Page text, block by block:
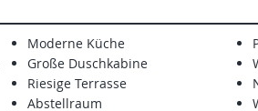
Moderne Küche
Große Duschkabine
Riesige Terrasse
Abstellraum